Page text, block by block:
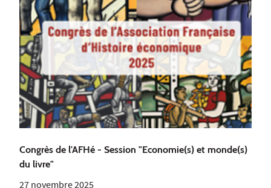
Congrès de l'AFHé - Session "Economie(s) et monde(s)
du livre"